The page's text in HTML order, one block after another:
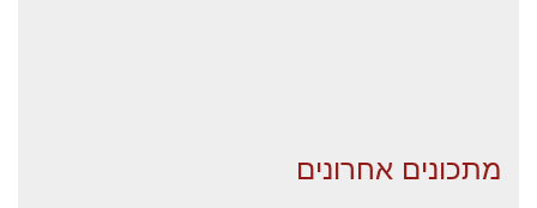
מתכונים אחרונים